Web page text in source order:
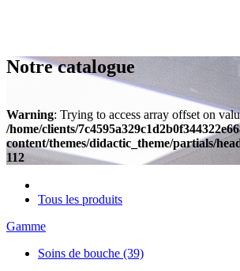
Notre catalogue
Warning: Trying to access array offset on
/home/clients/
content/themes/didactic_theme/partials/
112
Tous les produits
Gamme
Soins de bouche (39)